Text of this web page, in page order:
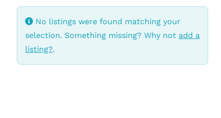
No listings were found matching your
selection. Something missing? Why not add a
listing?.